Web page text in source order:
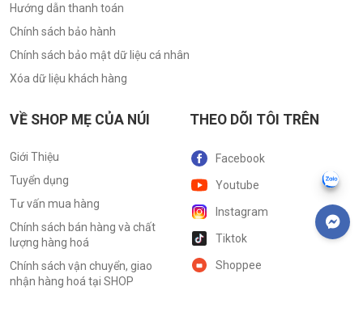
Hướng dẫn thanh toán
Chính sách bảo hành
Chính sách bảo mật dữ liệu cá nhân
Xóa dữ liệu khách hàng
VỀ SHOP MẸ CỦA NÚI
Giới Thiệu
Tuyển dụng
Tư vấn mua hàng
Chính sách bán hàng và chất
lượng hàng hoá
Chính sách vận chuyển, giao
nhận hàng hoá tại SHOP
THEO DÕI TÔI TRÊN
Facebook
Youtube
Instagram
Tiktok
Shoppee